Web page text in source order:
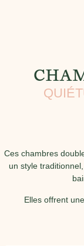
Ces chambres
un style
Elles offrent